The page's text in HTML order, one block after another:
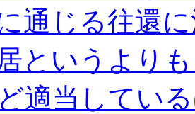
通じる往還
というより
適当してい